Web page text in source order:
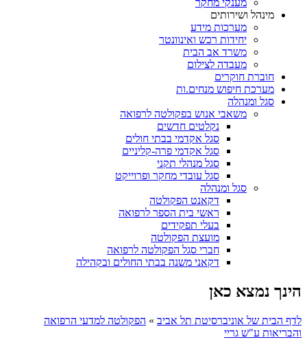
מענקי מחקר
מינהל ושירותים
מערכות מידע
יחידות רכש ואינוונטר
משרד אב הבית
מעבדה לצילום
חוברת חוקרים
מערכת חיפוש מנחים.ות
סגל ומנהלה
משאבי אנוש בפקולטה לרפואה
נקלטים חדשים
סגל אקדמי בבתי חולים
סגל אקדמי פרה-קליניים
סגל מנהלי תקני
סגל עובדי מחקר ופרוייקט
סגל ומנהלה
דקאנט הפקולטה
ראשי בית הספר לרפואה
בעלי תפקידים
מועצת הפקולטה
חברי סגל הפקולטה לרפואה
דקאני משנה בבתי החולים ובקהילה
הינך נמצא כאן
לדף הבית של אוניברסיטת תל אביב » הפקולטה למדעי הרפואה
והבריאות ע"ש גריי